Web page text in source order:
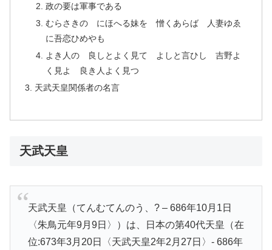
政の要は軍事である
むらさきの にほへる妹を 憎くあらば 人妻ゆゑ
に吾恋ひめやも
よき人の 良しとよく見て よしと言ひし 吉野よ
く見よ 良き人よく見つ
天武天皇関係者の名言
天武天皇
天武天皇（てんむてんのう、? – 686年10月1日
〈朱鳥元年9月9日〉）は、日本の第40代天皇（在
位:673年3月20日〈天武天皇2年2月27日〉- 686年